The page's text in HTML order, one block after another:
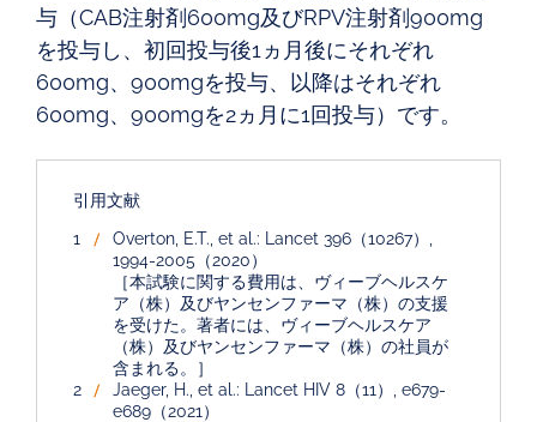
与（CAB注射剤600mg及びRPV注射剤900mg
を投与し、初回投与後1ヵ月後にそれぞれ
600mg、900mgを投与、以降はそれぞれ
600mg、900mgを2ヵ月に1回投与）です。
引用文献
Overton, E.T., et al.: Lancet 396（10267）,
1994-2005（2020）
［本試験に関する費用は、ヴィーブヘルスケ
ア（株）及びヤンセンファーマ（株）の支援
を受けた。著者には、ヴィーブヘルスケア
（株）及びヤンセンファーマ（株）の社員が
含まれる。］
Jaeger, H., et al.: Lancet HIV 8（11）, e679-
e689（2021）